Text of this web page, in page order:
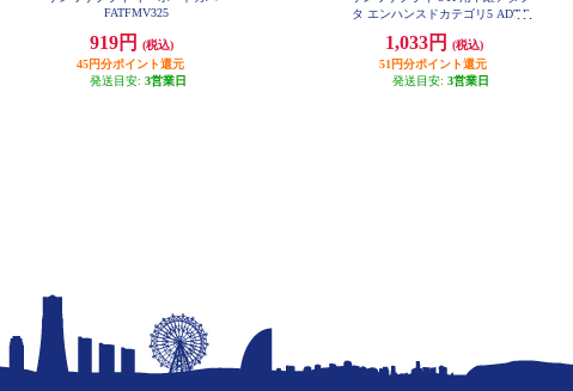
FATFMV325
919円
(税込)
45円分ポイント還元
発送目安: 3営業日
タ エンハンスドカテゴリ5 ADT-E
1,033円
(税込)
51円分ポイント還元
発送目安: 3営業日